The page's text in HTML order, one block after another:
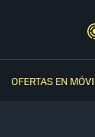
OFERTAS EN